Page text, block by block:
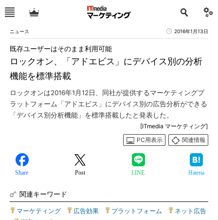
ニュース 2016年1月13日
ロックオン、「アドエビス」にデバイス別の分析
機能を標準搭載
既存ユーザーはそのまま利用可能
ロックオンは2016年1月12日、同社が提供するマーケティングプ
ラットフォーム「アドエビス」にデバイス別の広告分析ができる
「デバイス別分析機能」を標準搭載したと発表した。
[ITmedia マーケティング]
PC用表示
関連情報
Share Post LINE Hatena
関連キーワード
マーケティング 広告効果 プラットフォーム
ネット広告